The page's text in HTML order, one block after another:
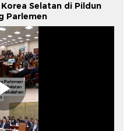
Selatan di Pildun
Parlemen